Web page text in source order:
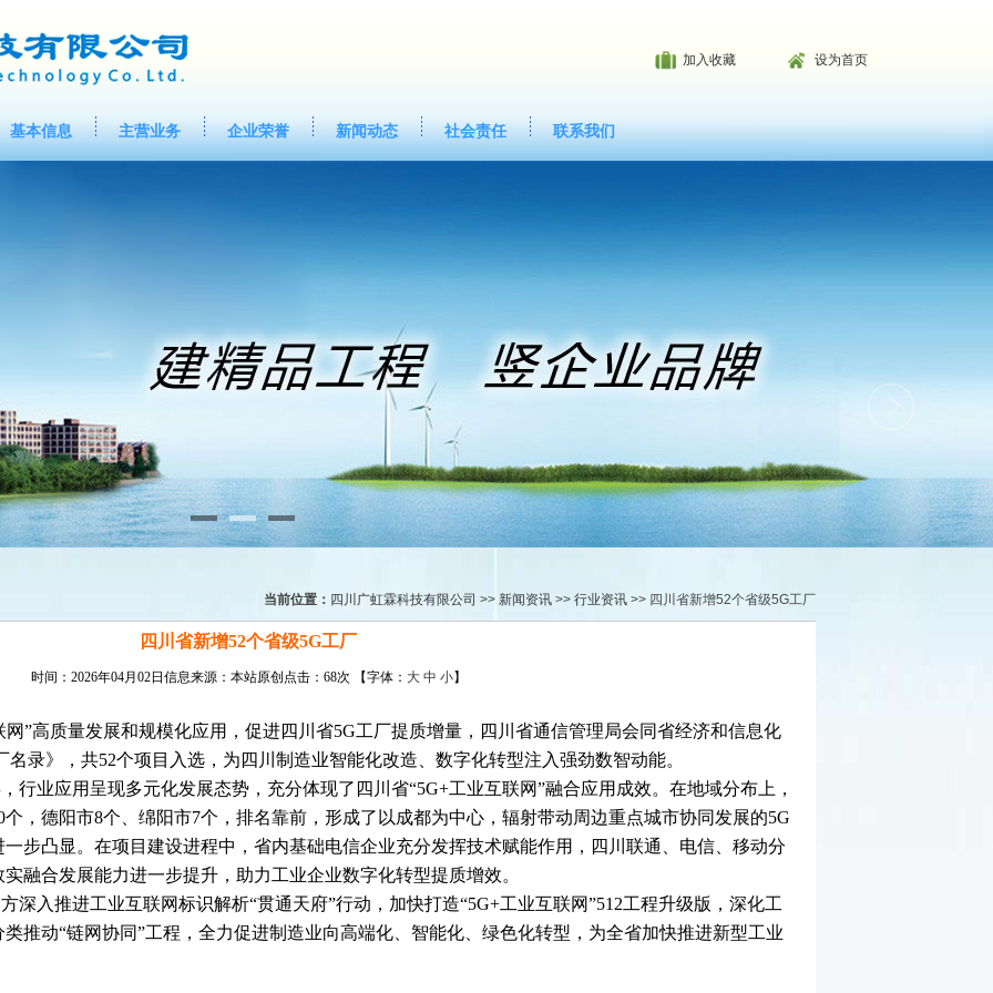
加入收藏 设为首页
基本信息 主营业务 企业荣誉 新闻动态 社会责任 联系我们
当前位置： 四川广虹霖科技有限公司 >> 新闻资讯 >> 行业资讯 >> 四川省新增52个省级5G工厂
四川省新增52个省级5G工厂
时间：2026年04月02日信息来源：本站原创点击： 68次 【字体： 大 中 小】
”高质量发展和规模化应用，促进四川省5G工厂提质增量，四川省通信管理局会同省经济和信息化
录》，共52个项目入选，为四川制造业智能化改造、数字化转型注入强劲数智动能。
业应用呈现多元化发展态势，充分体现了四川省“5G+工业互联网”融合应用成效。在地域分布上，
，德阳市8个、绵阳市7个，排名靠前，形成了以成都为中心，辐射带动周边重点城市协同发展的5G
步凸显。在项目建设进程中，省内基础电信企业充分发挥技术赋能作用，四川联通、电信、移动分
融合发展能力进一步提升，助力工业企业数字化转型提质增效。
入推进工业互联网标识解析“贯通天府”行动，加快打造“5G+工业互联网”512工程升级版，深化工
推动“链网协同”工程，全力促进制造业向高端化、智能化、绿色化转型，为全省加快推进新型工业